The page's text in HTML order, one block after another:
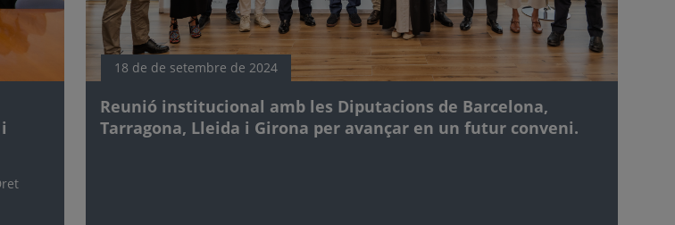
18 de de setembre de 2024
Reunió institucional amb les Diputacions de Barcelona,
Tarragona, Lleida i Girona per avançar en un futur conveni.